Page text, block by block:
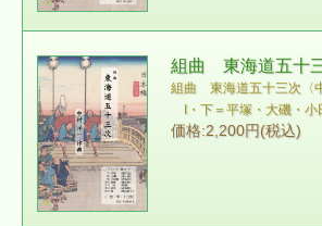
組曲 東海道五十
組曲 東海道五十三次〈
I・下＝平塚・大磯・小
価格:2,200円(税込)